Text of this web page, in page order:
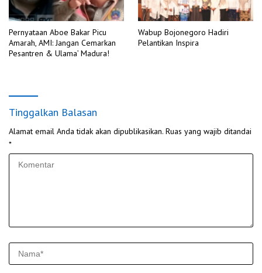
Pernyataan Aboe Bakar Picu
Amarah, AMI: Jangan Cemarkan
Pesantren & Ulama’ Madura!
Wabup Bojonegoro Hadiri
Pelantikan Inspira
Tinggalkan Balasan
Alamat email Anda tidak akan dipublikasikan. Ruas yang wajib ditandai
*